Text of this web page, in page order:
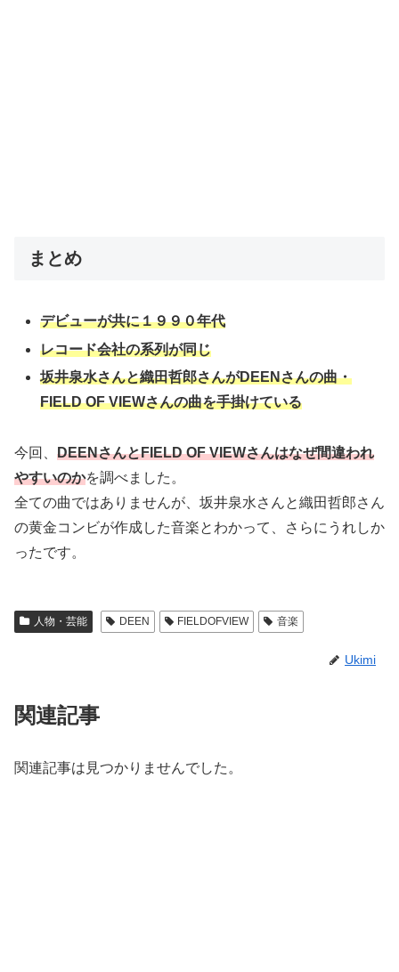
まとめ
デビューが共に１９９０年代
レコード会社の系列が同じ
坂井泉水さんと織田哲郎さんがDEENさんの曲・
FIELD OF VIEWさんの曲を手掛けている
今回、 DEENさんとFIELD OF VIEWさんはなぜ間違われ
やすいのかを調べました。
全ての曲ではありませんが、坂井泉水さんと織田哲郎さん
の黄金コンビが作成した音楽とわかって、さらにうれしか
ったです。
人物・芸能 DEEN FIELDOFVIEW 音楽
Ukimi
関連記事
関連記事は見つかりませんでした。